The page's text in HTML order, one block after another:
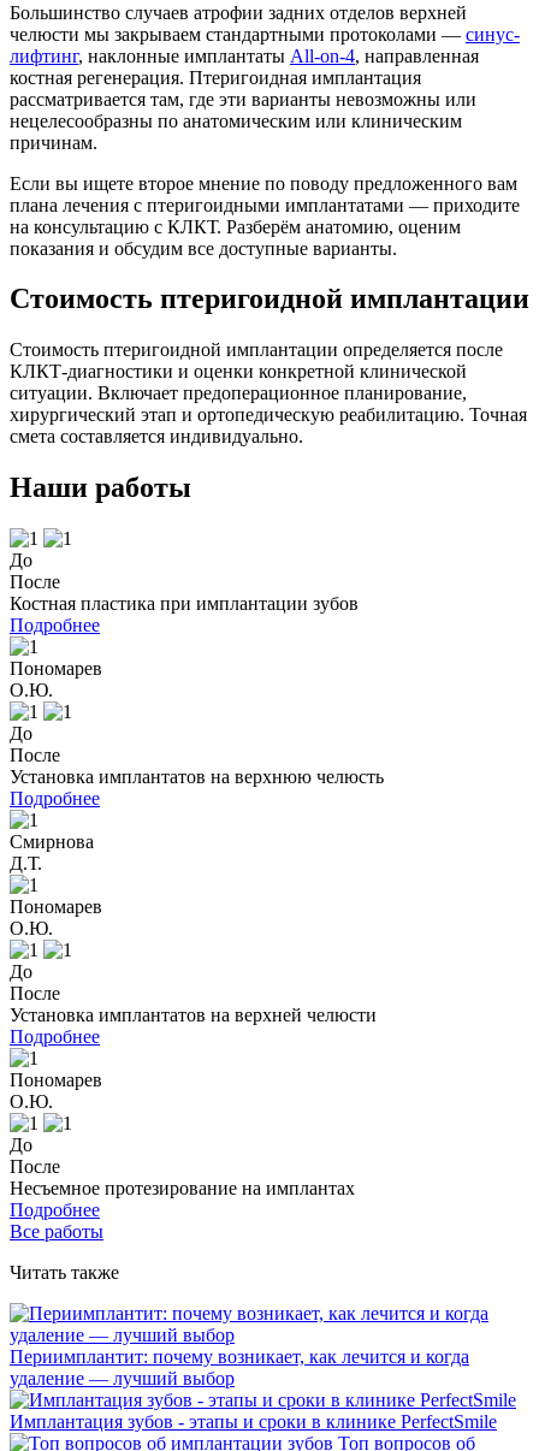
Большинство случаев атрофии задних отделов верхней
челюсти мы закрываем стандартными протоколами — синус-
лифтинг, наклонные имплантаты All-on-4, направленная
костная регенерация. Птеригоидная имплантация
рассматривается там, где эти варианты невозможны или
нецелесообразны по анатомическим или клиническим
причинам.
Если вы ищете второе мнение по поводу предложенного вам
плана лечения с птеригоидными имплантатами — приходите
на консультацию с КЛКТ. Разберём анатомию, оценим
показания и обсудим все доступные варианты.
Стоимость птеригоидной имплантации
Стоимость птеригоидной имплантации определяется после
КЛКТ-диагностики и оценки конкретной клинической
ситуации. Включает предоперационное планирование,
хирургический этап и ортопедическую реабилитацию. Точная
смета составляется индивидуально.
Наши работы
До
После
Костная пластика при имплантации зубов
Подробнее
Пономарев
О.Ю.
До
После
Установка имплантатов на верхнюю челюсть
Подробнее
Смирнова
Д.Т.
Пономарев
О.Ю.
До
После
Установка имплантатов на верхней челюсти
Подробнее
Пономарев
О.Ю.
До
После
Несъемное протезирование на имплантах
Подробнее
Все работы
Читать также
Периимплантит: почему возникает, как лечится и когда
удаление — лучший выбор
Имплантация зубов - этапы и сроки в клинике PerfectSmile
Топ вопросов об